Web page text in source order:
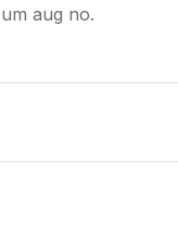
aug no.